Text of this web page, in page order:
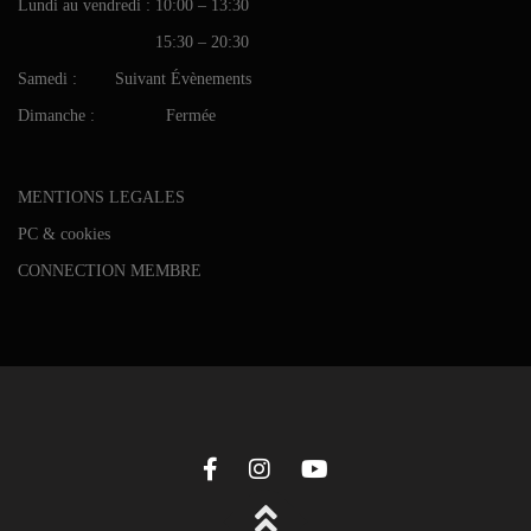
Lundi au vendredi : 10:00 – 13:30
15:30 – 20:30
Samedi : Suivant Évènements
Dimanche : Fermée
MENTIONS LEGALES
PC & cookies
CONNECTION MEMBRE